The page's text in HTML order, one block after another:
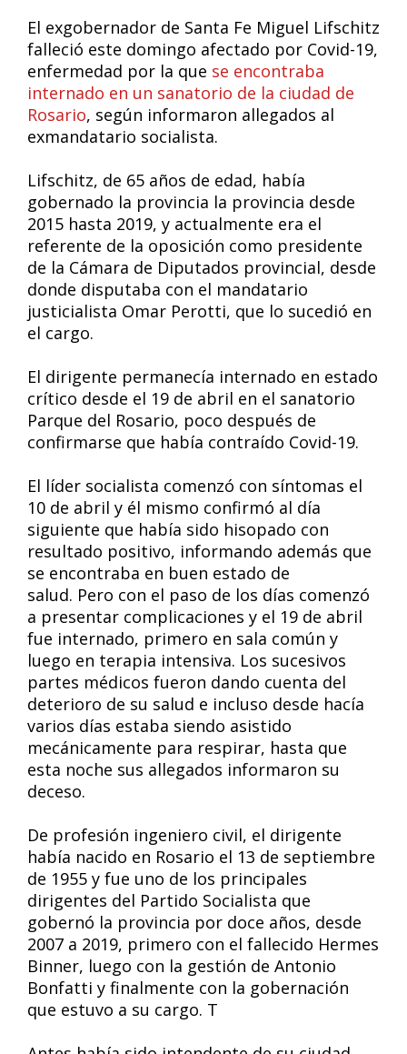
El exgobernador de Santa Fe Miguel Lifschitz
falleció este domingo afectado por Covid-19,
enfermedad por la que se encontraba
internado en un sanatorio de la ciudad de
Rosario, según informaron allegados al
exmandatario socialista.
Lifschitz, de 65 años de edad, había
gobernado la provincia la provincia desde
2015 hasta 2019, y actualmente era el
referente de la oposición como presidente
de la Cámara de Diputados provincial, desde
donde disputaba con el mandatario
justicialista Omar Perotti, que lo sucedió en
el cargo.
El dirigente permanecía internado en estado
crítico desde el 19 de abril en el sanatorio
Parque del Rosario, poco después de
confirmarse que había contraído Covid-19.
El líder socialista comenzó con síntomas el
10 de abril y él mismo confirmó al día
siguiente que había sido hisopado con
resultado positivo, informando además que
se encontraba en buen estado de
salud. Pero con el paso de los días comenzó
a presentar complicaciones y el 19 de abril
fue internado, primero en sala común y
luego en terapia intensiva. Los sucesivos
partes médicos fueron dando cuenta del
deterioro de su salud e incluso desde hacía
varios días estaba siendo asistido
mecánicamente para respirar, hasta que
esta noche sus allegados informaron su
deceso.
De profesión ingeniero civil, el dirigente
había nacido en Rosario el 13 de septiembre
de 1955 y fue uno de los principales
dirigentes del Partido Socialista que
gobernó la provincia por doce años, desde
2007 a 2019, primero con el fallecido Hermes
Binner, luego con la gestión de Antonio
Bonfatti y finalmente con la gobernación
que estuvo a su cargo. T